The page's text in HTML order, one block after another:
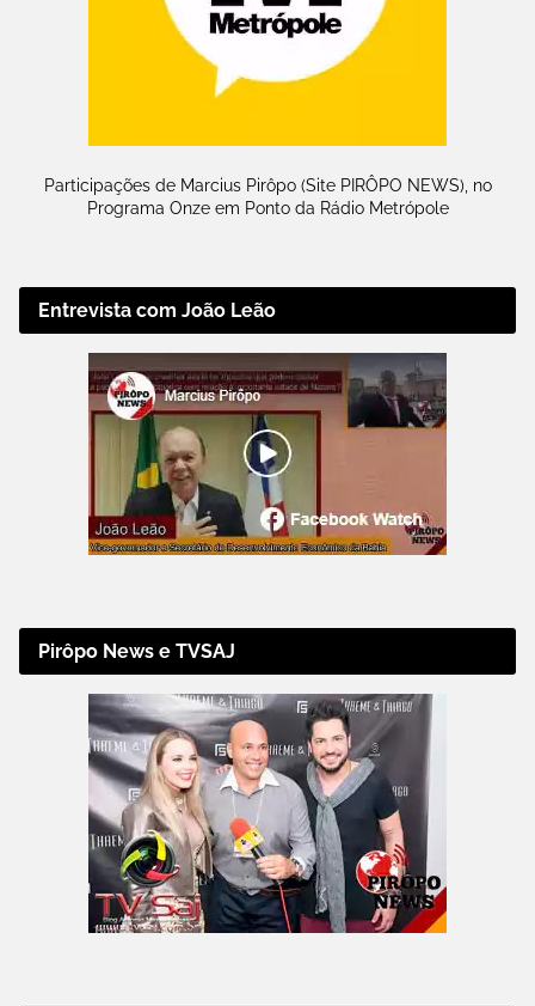
Participações de Marcius Pirôpo (Site PIRÔPO NEWS), no
Programa Onze em Ponto da Rádio Metrópole
Entrevista com João Leão
Pirôpo News e TVSAJ